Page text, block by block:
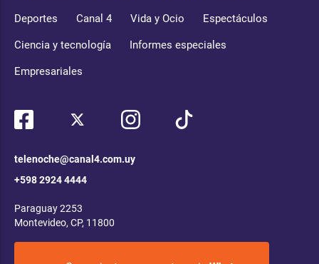
Deportes Canal 4 Vida y Ocio Espectáculos
Ciencia y tecnología Informes especiales
Empresariales
telenoche@canal4.com.uy
+598 2924 4444
Paraguay 2253
Montevideo, CP, 11800